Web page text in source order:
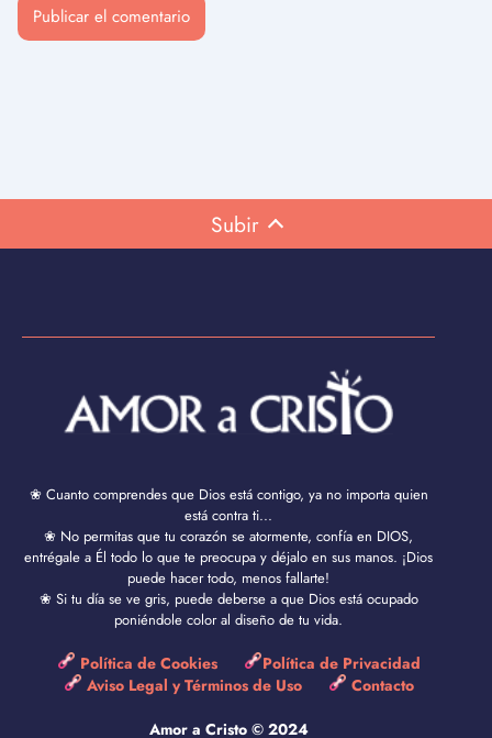
Subir
❀ Cuanto comprendes que Dios está contigo, ya no importa quien
está contra ti...
❀ No permitas que tu corazón se atormente, confía en DIOS,
entrégale a Él todo lo que te preocupa y déjalo en sus manos. ¡Dios
puede hacer todo, menos fallarte!
❀ Si tu día se ve gris, puede deberse a que Dios está ocupado
poniéndole color al diseño de tu vida.
Política de Cookies
Política de Privacidad
Aviso Legal y Términos de Uso
Contacto
Amor a Cristo © 2024